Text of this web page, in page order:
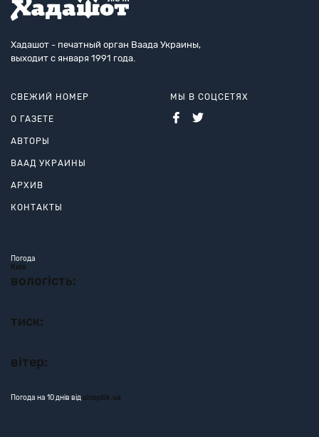
Хадашот - печатный орган Ваада Украины,
выходит с января 1991 года.
СВЕЖИЙ НОМЕР
О ГАЗЕТЕ
АВТОРЫ
ВААД УКРАИНЫ
АРХИВ
КОНТАКТЫ
МЫ В СОЦСЕТЯХ
Погода
Київ
вологість:
тиск:
вітер:
Погода на 10 днів від sinoptik.ua